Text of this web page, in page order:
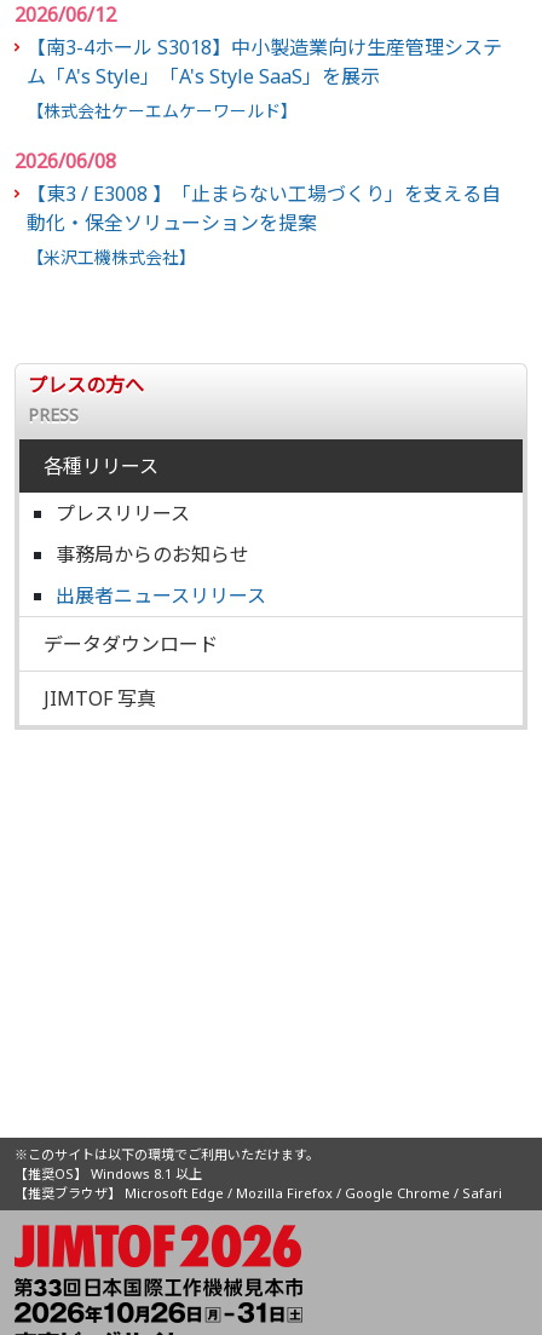
2026/06/12
【南3-4ホール S3018】中小製造業向け生産管理システ
ム「A's Style」「A's Style SaaS」を展示
【株式会社ケーエムケーワールド】
2026/06/08
【東3 / E3008 】「止まらない工場づくり」を支える自
動化・保全ソリューションを提案
【米沢工機株式会社】
プレスの方へ
PRESS
各種リリース
プレスリリース
事務局からのお知らせ
出展者ニュースリリース
データダウンロード
JIMTOF 写真
※このサイトは以下の環境でご利用いただけます。
【推奨OS】 Windows 8.1 以上
【推奨ブラウザ】 Microsoft Edge / Mozilla Firefox / Google Chrome / Safari